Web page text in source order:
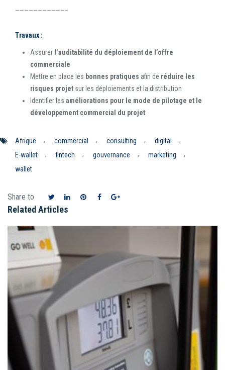
———————————–
Travaux :
Assurer l’auditabilité du déploiement de l’offre
commerciale
Mettre en place les bonnes pratiques afin de réduire les
risques projet sur les déploiements et la distribution
Identifier les améliorations pour le mode de pilotage et le
développement commercial du projet
Afrique , commercial , consulting , digital
,
E-wallet
, fintech , gouvernance , marketing
,
wallet
Share to
Related Articles